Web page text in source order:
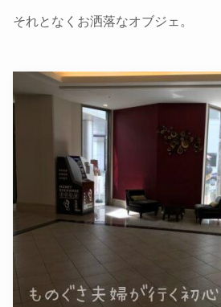
それとなくお洒落なオブジェ。